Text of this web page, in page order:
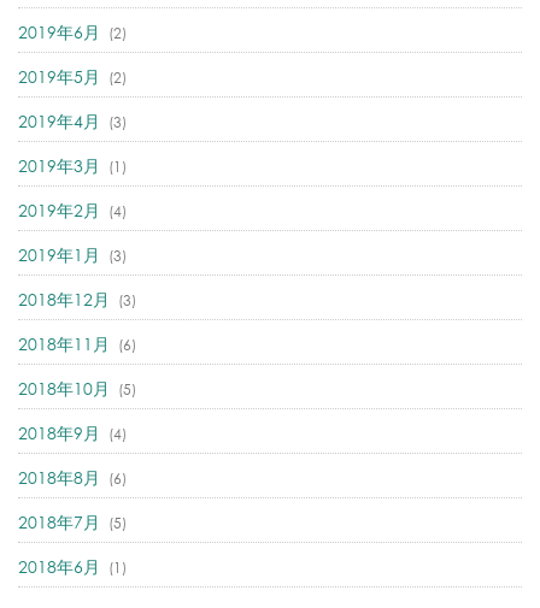
2019年6月 (2)
2019年5月 (2)
2019年4月 (3)
2019年3月 (1)
2019年2月 (4)
2019年1月 (3)
2018年12月 (3)
2018年11月 (6)
2018年10月 (5)
2018年9月 (4)
2018年8月 (6)
2018年7月 (5)
2018年6月 (1)